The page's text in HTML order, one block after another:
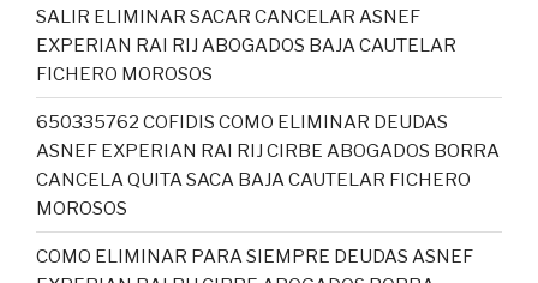
SALIR ELIMINAR SACAR CANCELAR ASNEF
EXPERIAN RAI RIJ ABOGADOS BAJA CAUTELAR
FICHERO MOROSOS
650335762 COFIDIS COMO ELIMINAR DEUDAS
ASNEF EXPERIAN RAI RIJ CIRBE ABOGADOS BORRA
CANCELA QUITA SACA BAJA CAUTELAR FICHERO
MOROSOS
COMO ELIMINAR PARA SIEMPRE DEUDAS ASNEF